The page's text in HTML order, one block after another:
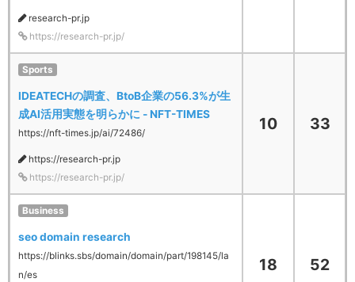
research-pr.jp
https://research-pr.jp/
Sports
IDEATECHの調査、BtoB企業の56.3%が生
成AI活用実態を明らかに - NFT-TIMES
https://nft-times.jp/ai/72486/
https://research-pr.jp
https://research-pr.jp/
10 33
Business
seo domain research
https://blinks.sbs/domain/domain/part/198145/la
n/es
18 52